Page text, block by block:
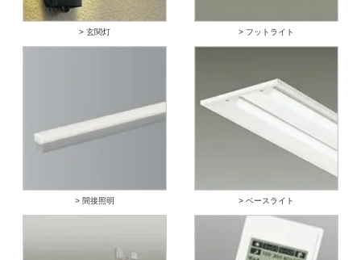
> 玄関灯 > フットライト
> 間接照明 > ベースライト